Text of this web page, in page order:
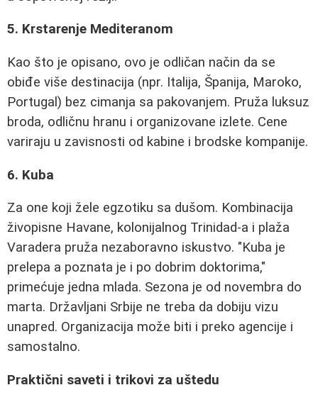
5. Krstarenje Mediteranom
Kao što je opisano, ovo je odličan način da se
obiđe više destinacija (npr. Italija, Španija, Maroko,
Portugal) bez cimanja sa pakovanjem. Pruža luksuz
broda, odličnu hranu i organizovane izlete. Cene
variraju u zavisnosti od kabine i brodske kompanije.
6. Kuba
Za one koji žele egzotiku sa dušom. Kombinacija
živopisne Havane, kolonijalnog Trinidad-a i plaža
Varadera pruža nezaboravno iskustvo. "Kuba je
prelepa a poznata je i po dobrim doktorima,"
primećuje jedna mlada. Sezona je od novembra do
marta. Državljani Srbije ne treba da dobiju vizu
unapred. Organizacija može biti i preko agencije i
samostalno.
Praktični saveti i trikovi za uštedu